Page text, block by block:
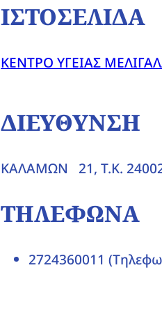
ΙΣΤΟΣΕΛΙΔΑ
ΚΕΝΤΡΟ ΥΓΕΙΑΣ
ΔΙΕΥΘΥΝΣΗ
ΚΑΛΑΜΩΝ 21, T.K.
ΤΗΛΕΦΩΝΑ
2724360011